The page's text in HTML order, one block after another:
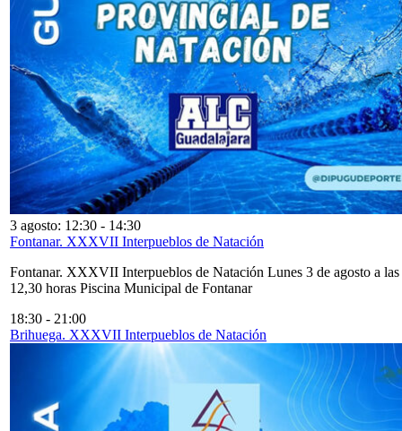
3 agosto: 12:30 - 14:30
Fontanar. XXXVII Interpueblos de Natación
Fontanar. XXXVII Interpueblos de Natación Lunes 3 de agosto a las
12,30 horas Piscina Municipal de Fontanar
18:30 - 21:00
Brihuega. XXXVII Interpueblos de Natación